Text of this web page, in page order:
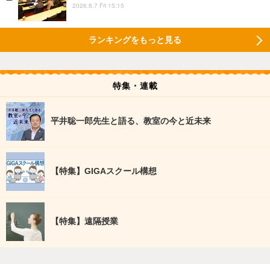
2026.8.7 Fri 15:15
ランキングをもっと見る
特集・連載
平井聡一郎先生と語る、教室の今と近未来
【特集】GIGAスクール構想
【特集】遠隔授業